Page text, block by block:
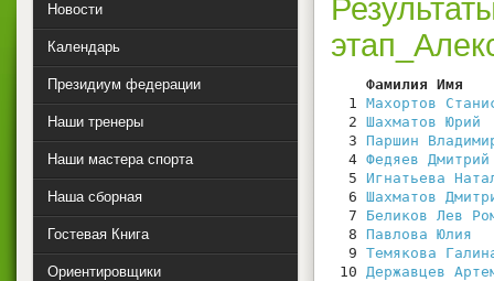
Фамилия Имя
  1
Махортов
  2
Шахматов Юрий
  3
Паршин
  4
Федяев
  5
Игнатьева
  6
Шахматов
  7
Беликов Лев
  8
Павлова Юлия
  9
Темякова
10 Державцев
Новости
Календарь
Президиум федерации
Наши тренеры
Наши мастера спорта
Наша сборная
Гостевая Книга
Ориентировщики